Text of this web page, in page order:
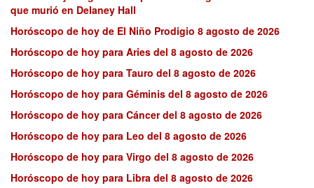
que murió en Delaney Hall
Horóscopo de hoy de El Niño Prodigio 8 agosto de 2026
Horóscopo de hoy para Aries del 8 agosto de 2026
Horóscopo de hoy para Tauro del 8 agosto de 2026
Horóscopo de hoy para Géminis del 8 agosto de 2026
Horóscopo de hoy para Cáncer del 8 agosto de 2026
Horóscopo de hoy para Leo del 8 agosto de 2026
Horóscopo de hoy para Virgo del 8 agosto de 2026
Horóscopo de hoy para Libra del 8 agosto de 2026